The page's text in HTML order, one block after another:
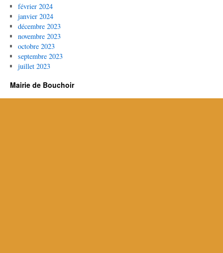
février 2024
janvier 2024
décembre 2023
novembre 2023
octobre 2023
septembre 2023
juillet 2023
Mairie de Bouchoir